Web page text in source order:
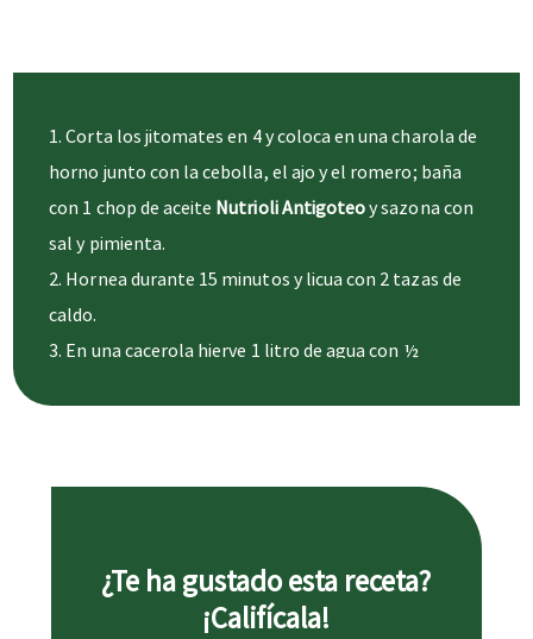
Corta los jitomates en 4 y coloca en una charola de
horno junto con la cebolla, el ajo y el romero; baña
con 1 chop de aceite Nutrioli Antigoteoy sazona con
sal y pimienta.
Hornea durante 15 minutos y licua con 2 tazas de
caldo.
En una cacerola hierve 1 litro de agua con ½
Escurre y reserva.
Antigoteo
y agrega la salsa de jitomate, cocina a
fuego bajo hasta que cambie de color y se vuelva mas
¿Te ha gustado esta receta?
¡Califícala!